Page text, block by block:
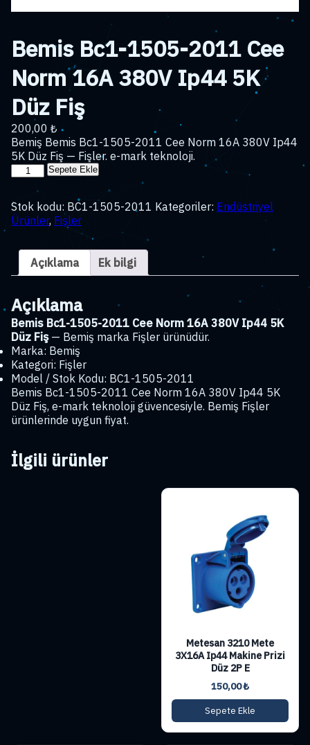
Bemis Bc1-1505-2011 Cee
Norm 16A 380V Ip44 5K
Düz Fiş
200,00 ₺
Bemiş Bemis Bc1-1505-2011 Cee Norm 16A 380V Ip44
5K Düz Fiş — Fişler. e-mark teknoloji.
Bemis
1505-
2011
Cee
16A
380V
Ip44
Düz
Fiş
adet
Sepete Ekle
Stok kodu: BC1-1505-2011 Kategoriler: Endüstriyel
Ürünler, Fişler
Açıklama Ek bilgi
Açıklama
Bemis Bc1-1505-2011 Cee Norm 16A 380V Ip44 5K
Düz Fiş— Bemiş marka Fişler ürünüdür.
Marka: Bemiş
Kategori: Fişler
Model / Stok Kodu: BC1-1505-2011
Bemis Bc1-1505-2011 Cee Norm 16A 380V Ip44 5K
Düz Fiş, e-mark teknoloji güvencesiyle. Bemiş Fişler
ürünlerinde uygun fiyat.
İlgili ürünler
Metesan 3210 Mete
3X16A Ip44 Makine Prizi
Düz 2P E
150,00₺
Sepete Ekle